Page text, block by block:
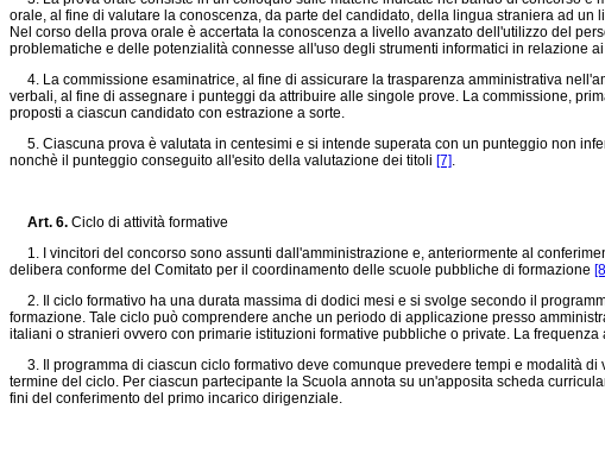
orale, al fine di valutare la conoscenza, da parte del candidato, della lingua straniera ad
Nel corso della prova orale è accertata la conoscenza a livello avanzato dell'utilizzo del
problematiche e delle potenzialità connesse all'uso degli strumenti informatici in relazione
4. La commissione esaminatrice, al fine di assicurare la trasparenza amministrativa
verbali, al fine di assegnare i punteggi da attribuire alle singole prove. La commissione,
proposti a ciascun candidato con estrazione a sorte.
5. Ciascuna prova è valutata in centesimi e si intende superata con un punteggio non
nonchè il punteggio conseguito all'esito della valutazione dei titoli [7].
Art. 6. Ciclo di attività formative
1. I vincitori del concorso sono assunti dall'amministrazione e, anteriormente al
delibera conforme del Comitato per il coordinamento delle scuole pubbliche di formazione
2. Il ciclo formativo ha una durata massima di dodici mesi e si svolge secondo il
formazione. Tale ciclo può comprendere anche un periodo di applicazione presso
italiani o stranieri ovvero con primarie istituzioni formative pubbliche o private. La
3. Il programma di ciascun ciclo formativo deve comunque prevedere tempi e modalità
termine del ciclo. Per ciascun partecipante la Scuola annota su un'apposita scheda
fini del conferimento del primo incarico dirigenziale.